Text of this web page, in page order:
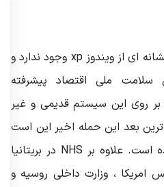
ای از ویندوز xp وجود ندارد و
ملی اقتصاد پیشرفته
بر روی این سیستم قدیمی و غیر
بعد این حمله اخیر این است
است. علاوه بر NHS در بریتانیا
، وزارت داخلی روسیه و